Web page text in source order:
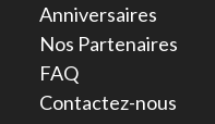
Anniversaires
Nos Partenaires
FAQ
Contactez-nous